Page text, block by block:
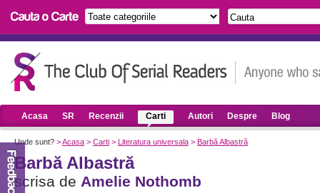
Acasa SR Recenzii Carti Autori Despre Blog
Unde sunt? >Acasa > Carti > Literatura universala > Barbă Albastră
Barbă Albastră
scrisa de Amelie Nothomb